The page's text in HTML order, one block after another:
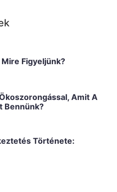
Figyeljünk?
Amit A
Bennünk?
Története: